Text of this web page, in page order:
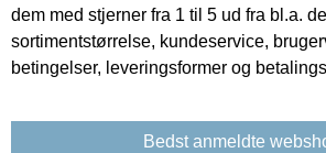
dem med stjerner fra 1 til 5 ud fra bl.a.
sortimentstørrelse, kundeservice,
betingelser, leveringsformer og
Bedst anmeldte